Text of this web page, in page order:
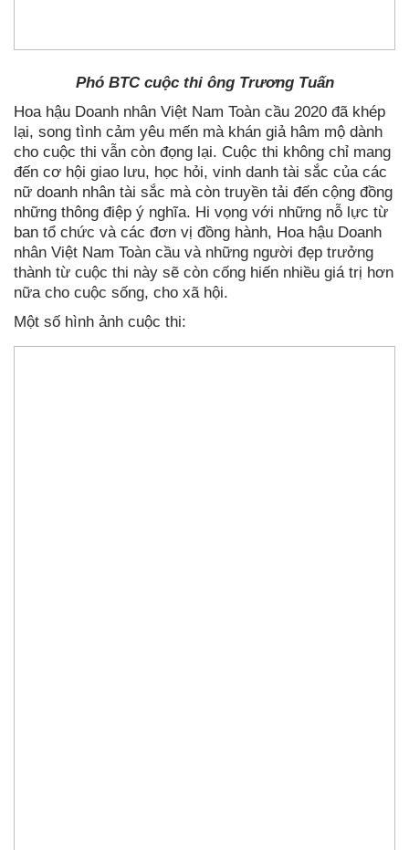
Phó BTC cuộc thi ông Trương Tuấn
Hoa hậu Doanh nhân Việt Nam Toàn cầu 2020 đã khép
lại, song tình cảm yêu mến mà khán giả hâm mộ dành
cho cuộc thi vẫn còn đọng lại. Cuộc thi không chỉ mang
đến cơ hội giao lưu, học hỏi, vinh danh tài sắc của các
nữ doanh nhân tài sắc mà còn truyền tải đến cộng đồng
những thông điệp ý nghĩa. Hi vọng với những nỗ lực từ
ban tổ chức và các đơn vị đồng hành, Hoa hậu Doanh
nhân Việt Nam Toàn cầu và những người đẹp trưởng
thành từ cuộc thi này sẽ còn cống hiến nhiều giá trị hơn
nữa cho cuộc sống, cho xã hội.
Một số hình ảnh cuộc thi: